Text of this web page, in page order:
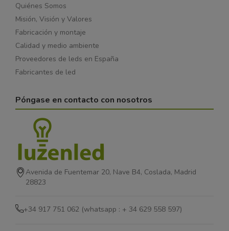
Quiénes Somos
Misión, Visión y Valores
Fabricación y montaje
Calidad y medio ambiente
Proveedores de leds en España
Fabricantes de led
Póngase en contacto con nosotros
Avenida de Fuentemar 20, Nave B4, Coslada, Madrid
28823
+34 917 751 062 (whatsapp : + 34 629 558 597)